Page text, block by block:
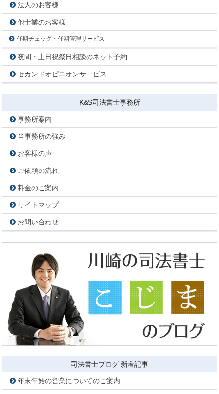
法人のお客様
他士業のお客様
任期チェック・任期管理サービス
夜間・土日祝祭日相談のネット予約
セカンドオピニオンサービス
K&S司法書士事務所
事務所案内
当事務所の強み
お客様の声
ご依頼の流れ
料金のご案内
サイトマップ
お問い合わせ
司法書士ブログ 新着記事
年末年始の営業についてのご案内